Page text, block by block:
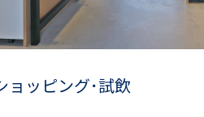
ョッピング･試飲